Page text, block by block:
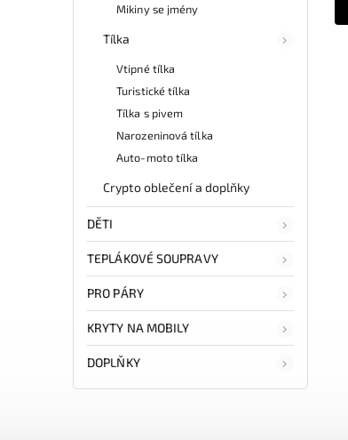
Mikiny se jmény
Tílka
Vtipné tílka
Turistické tílka
Tílka s pivem
Narozeninová tílka
Auto-moto tílka
Crypto oblečení a doplňky
DĚTI
TEPLÁKOVÉ SOUPRAVY
PRO PÁRY
KRYTY NA MOBILY
DOPLŇKY